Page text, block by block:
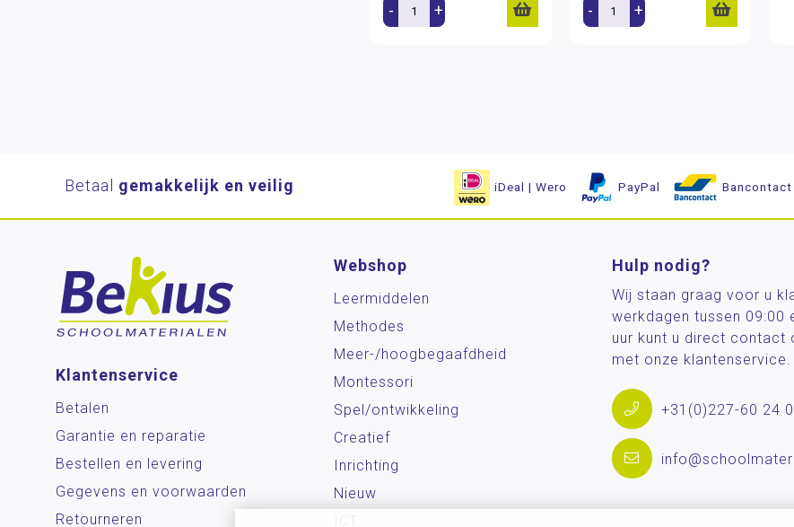
- + - +
Betaal gemakkelijk en veilig iDeal | Wero PayPal Bancontact
Klantenservice
Betalen
Garantie en reparatie
Bestellen en levering
Gegevens en voorwaarden
Retourneren
Webshop
Leermiddelen
Methodes
Meer-/hoog­begaafdheid
Montessori
Spel/ontwikkeling
Creatief
Inrichting
Nieuw
Hulp nodig?
Wij staan graag voor u
werkdagen tussen 09:00
uur kunt u direct contact
met onze klantenservice.
+31(0)227-60 24